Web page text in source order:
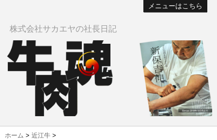
メニューはこちら
株式会社サカエヤの社長日記
ホーム > 近江牛 >